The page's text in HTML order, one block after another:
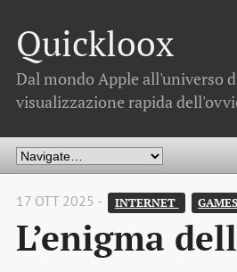
Quickloox
Dal mondo Apple all'universo
visualizzazione rapida
17 OTT 2025 - INTERNET GAMES
L’enigma